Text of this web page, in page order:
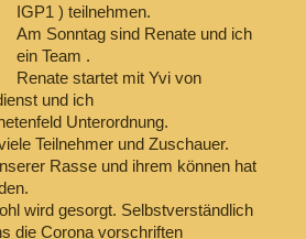
IGP1 ) teilnehmen.
Am Sonntag sind Renate und ich
ein Team .
Renate startet mit Yvi von
und ich
Unterordnung.
Teilnehmer und Zuschauer.
Rasse und ihrem können hat
wird gesorgt. Selbstverständlich
die Corona vorschriften